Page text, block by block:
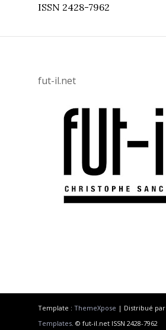
ISSN 2428-7962
fut-il.net
Template : ThemeXpose | Distribué par
Templates . © fut-il.net ISSN 2428-7962